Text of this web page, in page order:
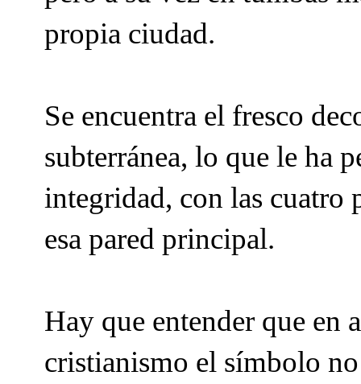
propia ciudad.
Se encuentra el fresco
subterránea, lo que le ha
integridad, con las cuatro
esa pared principal.
Hay que entender que en
cristianismo el símbolo